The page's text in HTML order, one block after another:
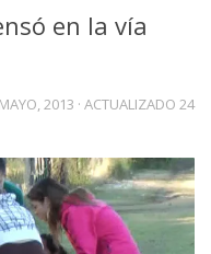
en la vía
2013 · ACTUALIZADO 24